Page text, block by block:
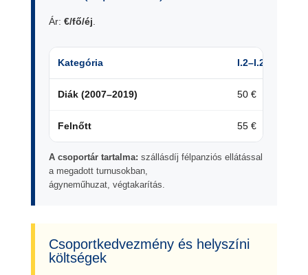
Ár: €/fő/éj
Kategória I.2–I.25
Diák (2007–2019) 50 €
Felnőtt 55 €
A csoportár tartalma: szállásdíj félpanziós ellátással
a megadott turnusokban,
ágyneműhuzat, végtakarítás.
Csoportkedvezmény és helyszíni
költségek